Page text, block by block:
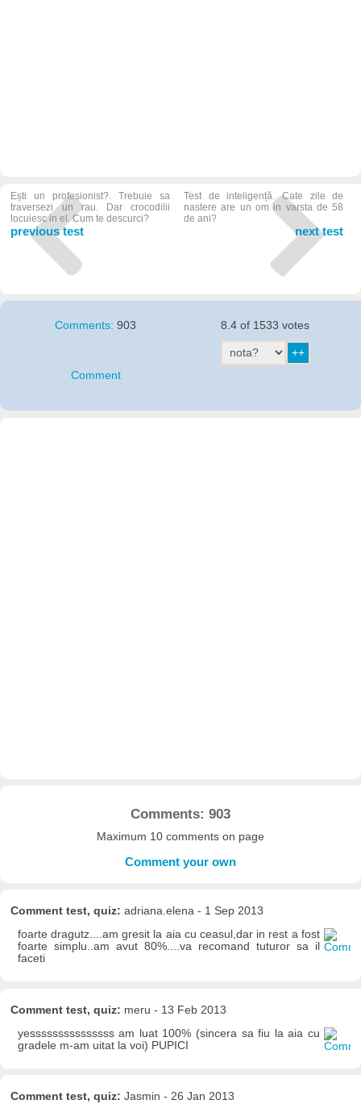
Ești un profesionist?. Trebuie sa
traversezi un rau. Dar crocodilii
locuiesc in el. Cum te descurci?
previous test
Test de inteligență. Cate zile de
nastere are un om in varsta de 58
de ani?
next test
Comments:903
Comment
8.4 of 1533 votes
Comments: 903
Maximum 10 comments on page
Comment your own
Comment test, quiz: adriana.elena - 1 Sep 2013
foarte dragutz....am gresit la aia cu ceasul,dar in rest a fost
foarte simplu..am avut 80%....va recomand tuturor sa il
faceti
Comment test, quiz: meru - 13 Feb 2013
yesssssssssssssss am luat 100% (sincera sa fiu la aia cu
gradele m-am uitat la voi) PUPICI
Comment test, quiz: Jasmin - 26 Jan 2013